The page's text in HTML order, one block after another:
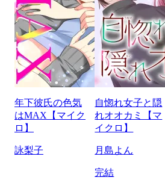
年下彼氏の色気
はMAX【マイク
ロ】
詠梨子
自惚れ女子と隠
れオオカミ【マ
イクロ】
月島よん
完結